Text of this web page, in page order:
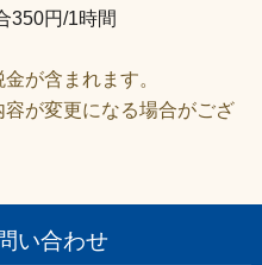
円/1時間
が含まれます。
が変更になる場合がござ
い合わせ